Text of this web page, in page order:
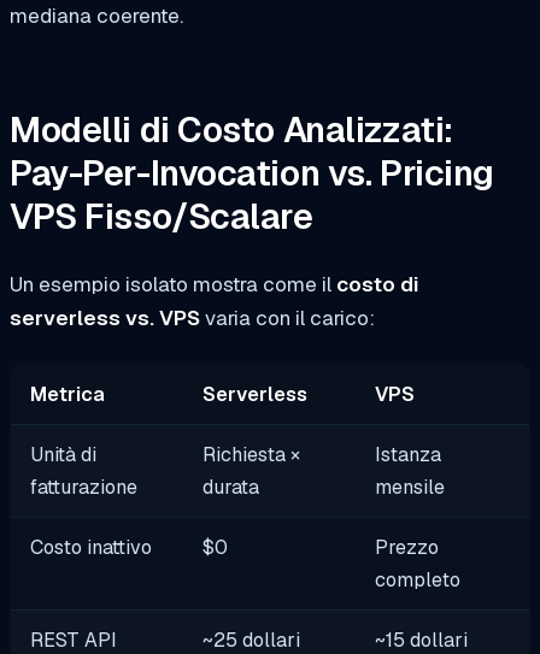
mediana coerente.
Modelli di Costo Analizzati:
Pay-Per-Invocation vs. Pricing
VPS Fisso/Scalare
Un esempio isolato mostra come il costo di
serverless vs. VPSvaria con il carico:
Metrica Serverless VPS
Unità di
fatturazione
Richiesta ×
durata
Istanza
mensile
Costo inattivo $0
Prezzo
completo
REST API
~25 dollari ~15 dollari